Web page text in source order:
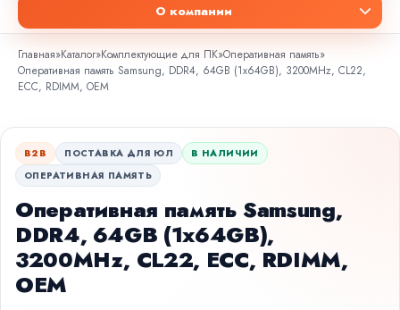
О компании
Главная»Каталог»Комплектующие для ПК»Оперативная память»
Оперативная память Samsung, DDR4, 64GB (1x64GB), 3200MHz, CL22,
ECC, RDIMM, OEM
B2B ПОСТАВКА ДЛЯ ЮЛ
В НАЛИЧИИ
ОПЕРАТИВНАЯ ПАМЯТЬ
Оперативная память Samsung,
DDR4, 64GB (1x64GB),
3200MHz, CL22, ECC, RDIMM,
OEM